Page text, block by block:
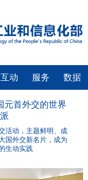
互动 服务 数据
首外交的世界
活动，主题鲜明、成
国外交新名片，成为
生动实践